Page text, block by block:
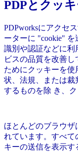
PDPとクッ
PDPworksにアクセ
ーターに "cookie"
識別や認証などに利
ビスの品質を改善
ためにクッキーを使
状、法規、または裁
するものを除 き、
ほとんどのブラウザ
れています。すべて
キーの送信を表示